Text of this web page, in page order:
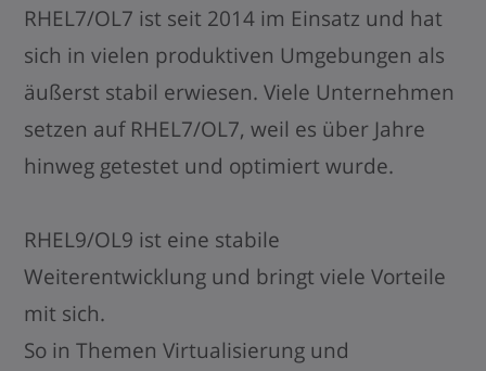
RHEL7/OL7 ist seit 2014 im Einsatz und hat
sich in vielen produktiven Umgebungen als
äußerst stabil erwiesen. Viele Unternehmen
setzen auf RHEL7/OL7, weil es über Jahre
hinweg getestet und optimiert wurde.
RHEL9/OL9 ist eine stabile
Weiterentwicklung und bringt viele Vorteile
mit sich.
So in Themen Virtualisierung und